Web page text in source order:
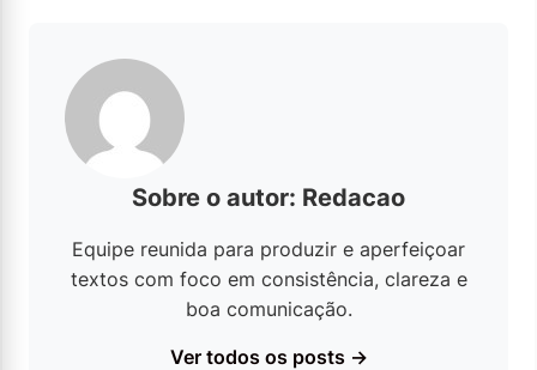
Sobre o autor: Redacao
Equipe reunida para produzir e aperfeiçoar
textos com foco em consistência, clareza e
boa comunicação.
Ver todos os posts →